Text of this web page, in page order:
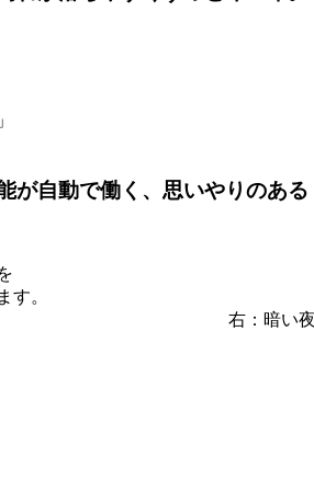
が自動で働く、思いやりのある
。
器の位置を